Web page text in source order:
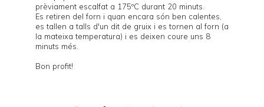
prèviament escalfat a 175ºC durant 20 minuts.
Es retiren del forn i quan encara són ben calentes,
es tallen a talls d'un dit de gruix i es tornen al forn (a
la mateixa temperatura) i es deixen coure uns 8
minuts més.
Bon profit!